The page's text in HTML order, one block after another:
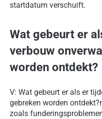
startdatum verschuift.
Wat gebeurt er
verbouw
worden ontdekt?
V: Wat gebeurt er als er
gebreken worden
zoals